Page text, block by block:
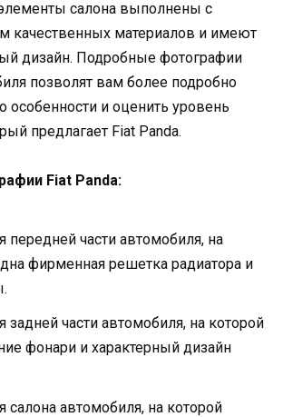
салона выполнены с
качественных материалов и имеют
дизайн. Подробные фотографии
позволят вам более подробно
особенности и оценить уровень
предлагает Fiat Panda.
Fiat Panda:
передней части автомобиля, на
фирменная решетка радиатора и
задней части автомобиля, на которой
фонари и характерный дизайн
салона автомобиля, на которой